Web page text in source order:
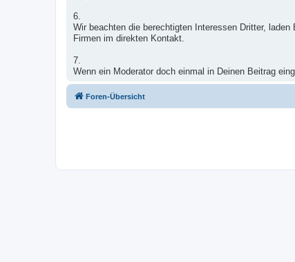
6.
Wir beachten die berechtigten Interessen Dritter,
Firmen im direkten Kontakt.
7.
Wenn ein Moderator doch einmal in Deinen Beitrag
Foren-Übersicht